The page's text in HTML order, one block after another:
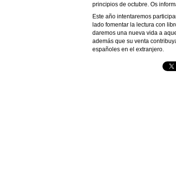
principios de octubre. Os
Este año intentaremos
lado fomentar la lectura con
daremos una nueva vida a
además que su venta
españoles en el extranjero.